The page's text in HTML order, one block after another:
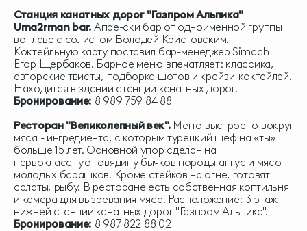
Станция канатных дорог "Газпром Альпика"
Uma2rman bar. Апре-ски бар от одноименной группы
во главе с солистом Володей Кристовским.
Коктейльную карту поставил бар-менеджер Simach
Егор Щербаков. Барное меню впечатляет: классика,
авторские твисты, подборка шотов и крейзи-коктейлей.
Находится в здании станции канатных дорог.
Бронирование: 8 989 759 84 88
Ресторан "Великолепный век". Меню выстроено вокруг
мяса - ингредиента, с которым турецкий шеф на «ты»
больше 15 лет. Основной упор сделан на
первоклассную говядину бычков породы ангус и мясо
молодых барашков. Кроме стейков на огне, готовят
салаты, рыбу. В ресторане есть собственная коптильня
и камера для вызревания мяса. Расположение: 3 этаж
нижней станции канатных дорог "Газпром Альпика".
Бронирование: 8 987 822 88 02